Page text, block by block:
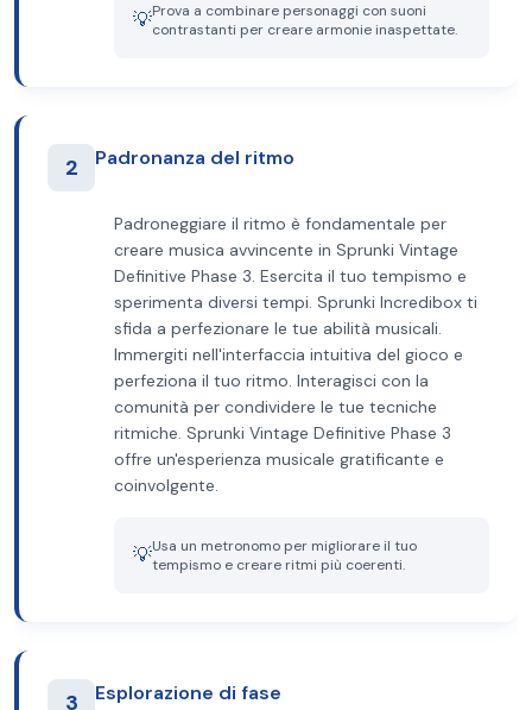
💡Prova a combinare personaggi con suoni
contrastanti per creare armonie inaspettate.
2 Padronanza del ritmo
Padroneggiare il ritmo è fondamentale per
creare musica avvincente in Sprunki Vintage
Definitive Phase 3. Esercita il tuo tempismo e
sperimenta diversi tempi. Sprunki Incredibox ti
sfida a perfezionare le tue abilità musicali.
Immergiti nell'interfaccia intuitiva del gioco e
perfeziona il tuo ritmo. Interagisci con la
comunità per condividere le tue tecniche
ritmiche. Sprunki Vintage Definitive Phase 3
offre un'esperienza musicale gratificante e
coinvolgente.
💡Usa un metronomo per migliorare il tuo
tempismo e creare ritmi più coerenti.
3 Esplorazione di fase